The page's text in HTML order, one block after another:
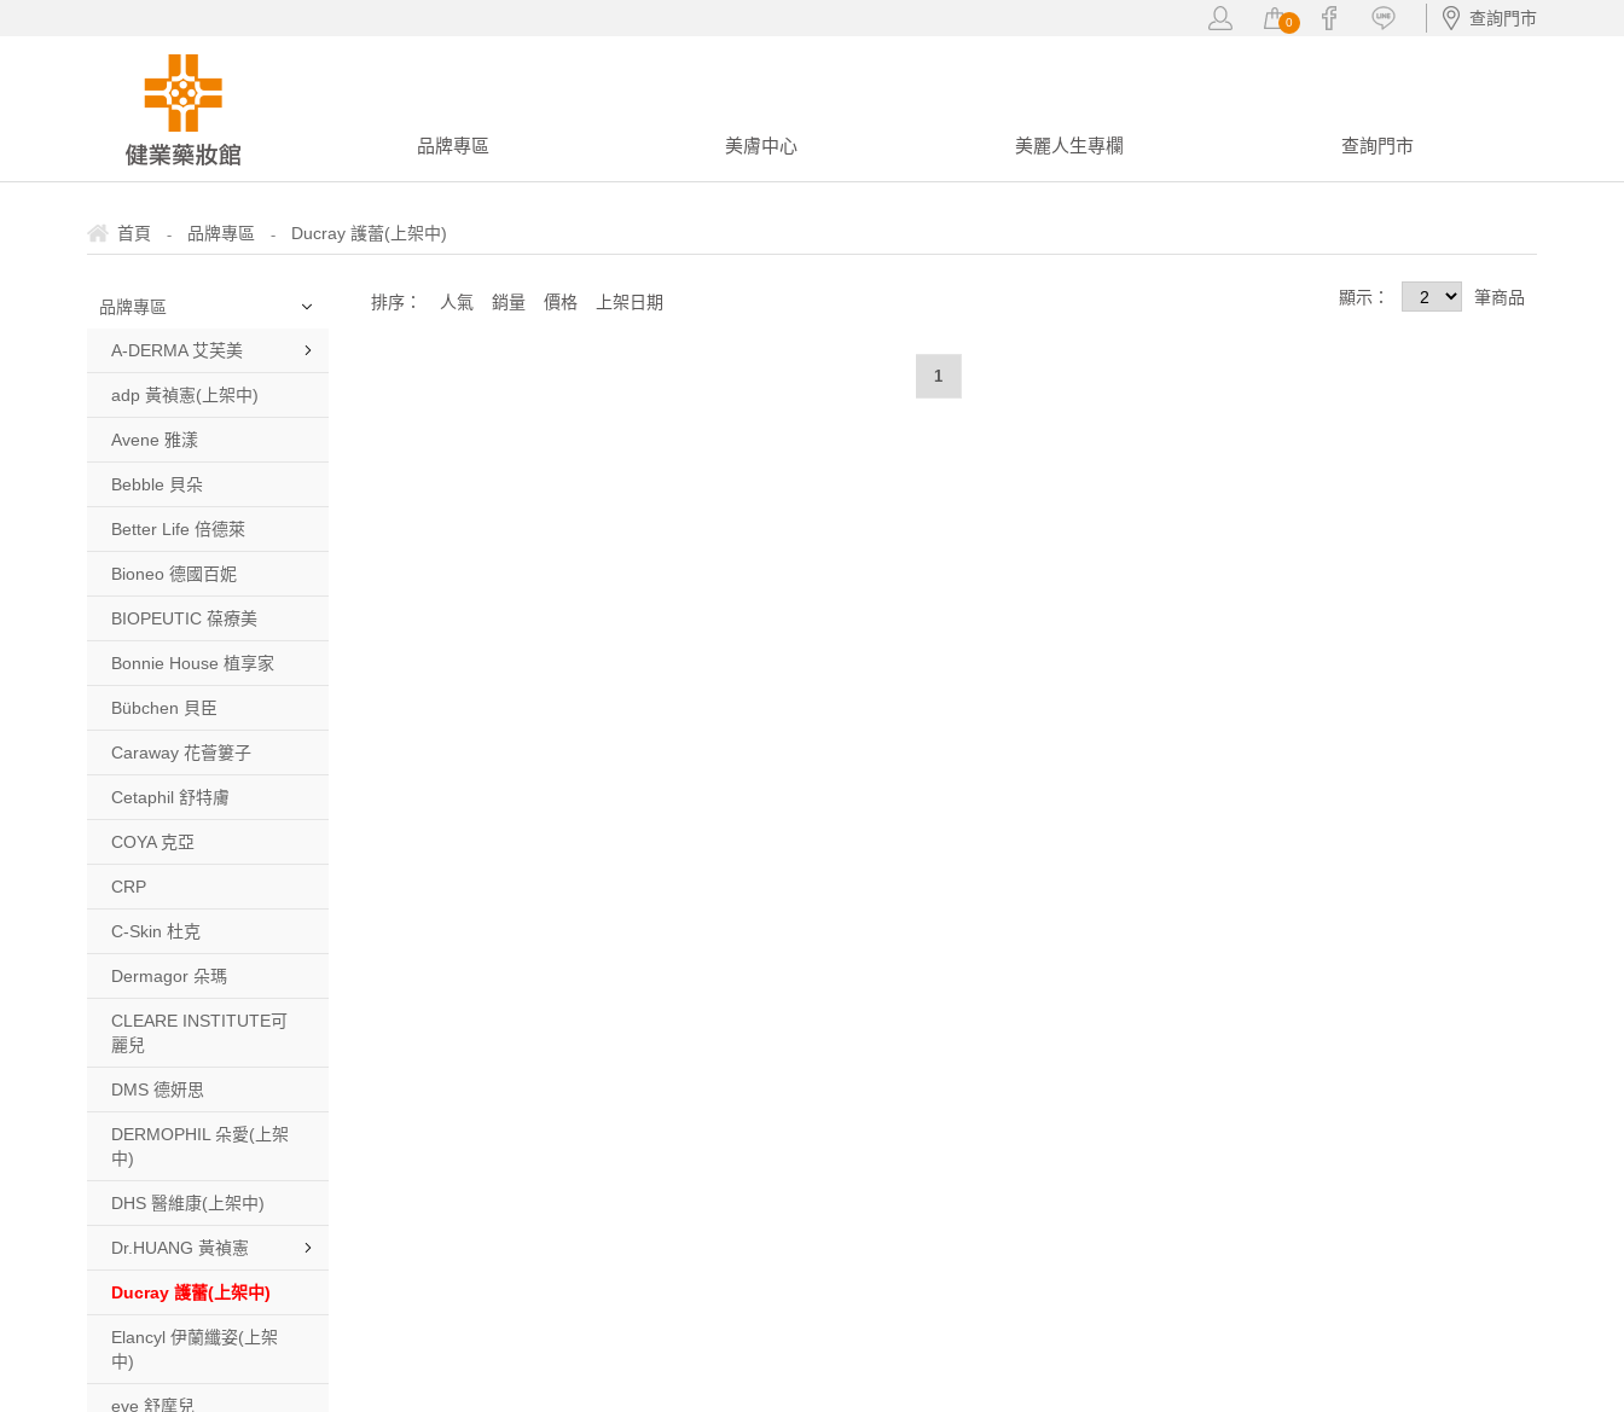
0 查詢門市
品牌專區 美膚中心 美麗人生專欄 查詢門市
首頁 - 品牌專區 - Ducray 護蕾(上架中)
品牌專區
A-DERMA 艾芙美
adp 黃禎憲(上架中)
Avene 雅漾
Bebble 貝朵
Better Life 倍德萊
Bioneo 德國百妮
BIOPEUTIC 葆療美
Bonnie House 植享家
Bübchen 貝臣
Caraway 花薈簍子
Cetaphil 舒特膚
COYA 克亞
CRP
C-Skin 杜克
Dermagor 朵瑪
CLEARE INSTITUTE可
麗兒
DMS 德妍思
DERMOPHIL 朵愛(上架
中)
DHS 醫維康(上架中)
Dr.HUANG 黃禎憲
Ducray 護蕾(上架中)
Elancyl 伊蘭纖姿(上架
中)
eve 舒摩兒
排序： 人氣 銷量 價格 上架日期 顯示： 筆商品
1